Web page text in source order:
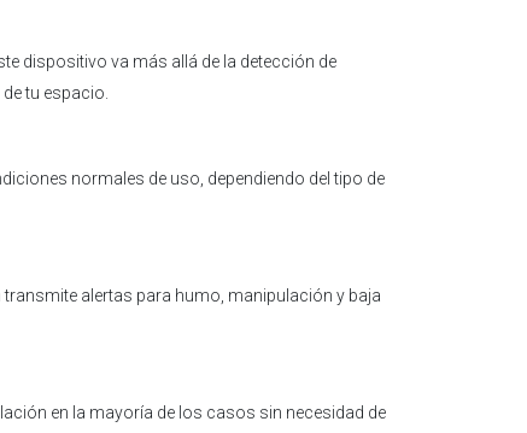
dispositivo va más allá de la detección de
tu espacio.
normales de uso, dependiendo del tipo de
alertas para humo, manipulación y baja
en la mayoría de los casos sin necesidad de